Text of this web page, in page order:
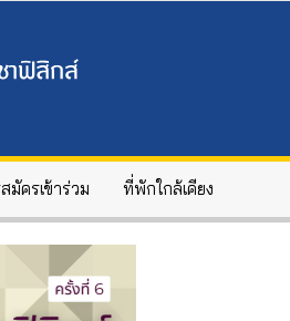
มัครเข้าร่วม ที่พักใกล้เคียง